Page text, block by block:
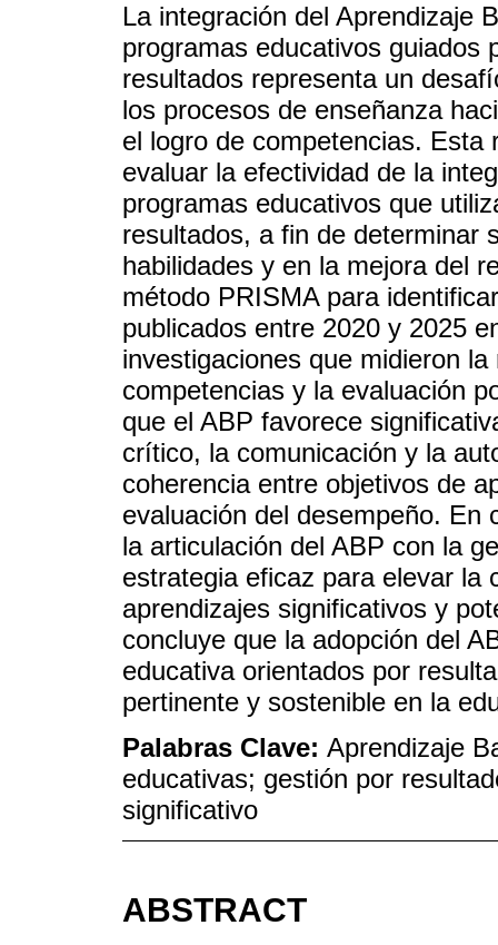
La integración del Aprendizaje
programas educativos guiados
resultados representa un
los procesos de enseñanza
el logro de competencias.
evaluar la efectividad de la
programas educativos que
resultados, a fin de determinar
habilidades y en la mejora del
método PRISMA para
publicados entre 2020 y 2025
investigaciones que midieron
competencias y la evaluación
que el ABP favorece
crítico, la comunicación y la
coherencia entre objetivos de
evaluación del desempeño. En
la articulación del ABP con la
estrategia eficaz para elevar la
aprendizajes significativos y
concluye que la adopción del
educativa orientados por
pertinente y sostenible en la
Palabras Clave: Aprendizaje
educativas; gestión por
significativo
ABSTRACT